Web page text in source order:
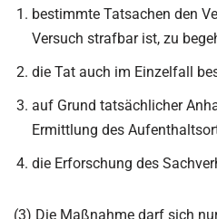
bestimmte Tatsachen den
Versuch strafbar ist, zu
die Tat auch im Einzelfall
auf Grund tatsächlicher
Ermittlung des
die Erforschung des
(3) Die Maßnahme darf sich